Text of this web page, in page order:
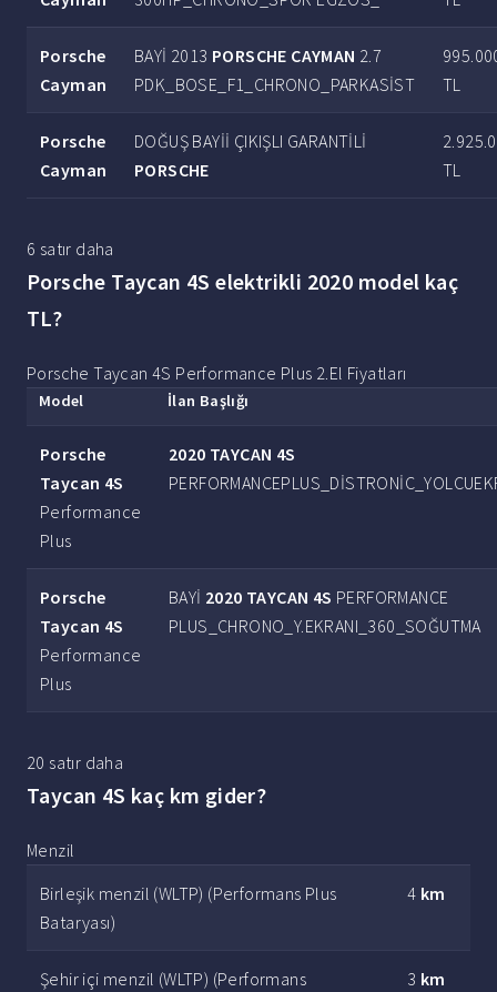
Porsche
Cayman
BAYİ 2013 PORSCHE CAYMAN 2.7
PDK_BOSE_F1_CHRONO_PARKASİST
TL
Porsche
Cayman
DOĞUŞ BAYİİ ÇIKIŞLI GARANTİLİ
PORSCHE
TL
6 satır daha
Porsche Taycan 4S elektrikli 2020 model kaç
TL?
Porsche Taycan 4S Performance Plus 2.El Fiyatları
Model İlan Başlığı
Porsche
Taycan 4S
Performance
Plus
2020 TAYCAN 4S
Porsche
Taycan 4S
Performance
Plus
BAYİ 2020 TAYCAN 4S PERFORMANCE
PLUS_CHRONO_Y.EKRANI_360_SOĞUTMA
20 satır daha
Taycan 4S kaç km gider?
Menzil
Birleşik menzil (WLTP) (Performans Plus
Bataryası)
4 km
Şehir içi menzil (WLTP) (Performans
3 km